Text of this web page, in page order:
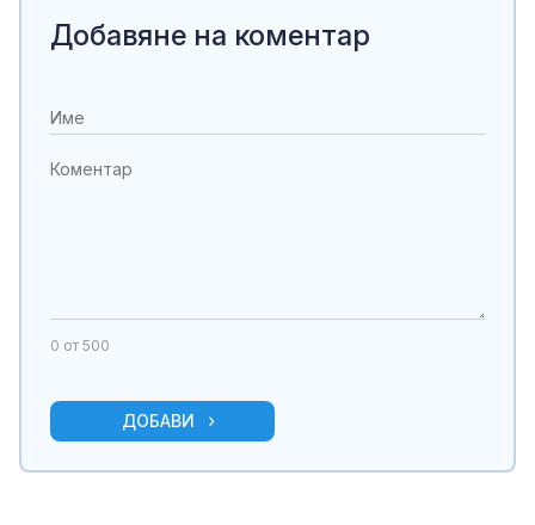
Добавяне на коментар
0 от 500
ДОБАВИ